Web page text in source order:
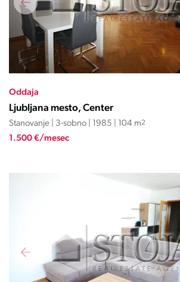
Oddaja
Ljubljana mesto, Center
Stanovanje | 3-sobno | 1985 | 104 m2
1.500 €/mesec